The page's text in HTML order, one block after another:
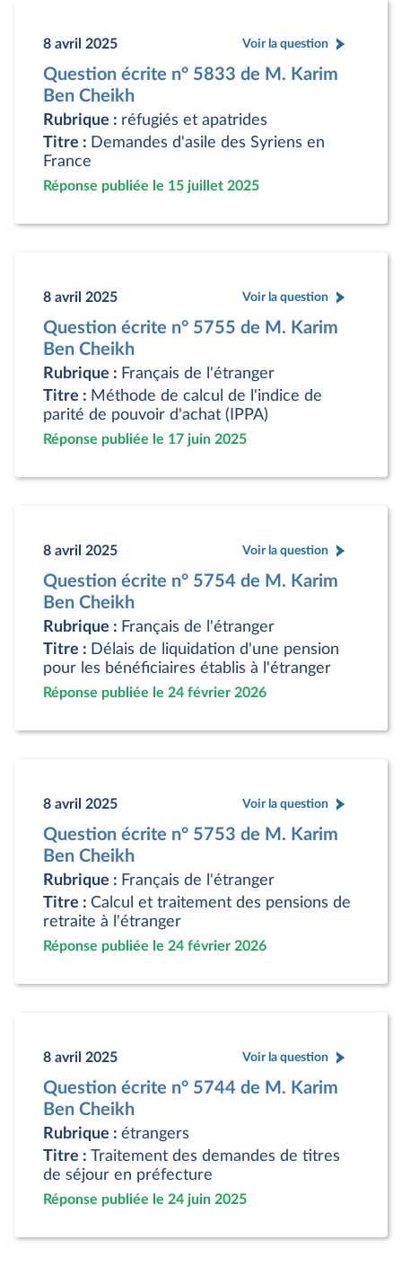
8 avril 2025 Voir la question
Question écrite n° 5833 de M. Karim
Ben Cheikh
Rubrique : réfugiés et apatrides
Titre : Demandes d'asile des Syriens en
France
Réponse publiée le 15 juillet 2025
8 avril 2025 Voir la question
Question écrite n° 5755 de M. Karim
Ben Cheikh
Rubrique : Français de l'étranger
Titre : Méthode de calcul de l'indice de
parité de pouvoir d'achat (IPPA)
Réponse publiée le 17 juin 2025
8 avril 2025 Voir la question
Question écrite n° 5754 de M. Karim
Ben Cheikh
Rubrique : Français de l'étranger
Titre : Délais de liquidation d'une pension
pour les bénéficiaires établis à l'étranger
Réponse publiée le 24 février 2026
8 avril 2025 Voir la question
Question écrite n° 5753 de M. Karim
Ben Cheikh
Rubrique : Français de l'étranger
Titre : Calcul et traitement des pensions de
retraite à l'étranger
Réponse publiée le 24 février 2026
8 avril 2025 Voir la question
Question écrite n° 5744 de M. Karim
Ben Cheikh
Rubrique : étrangers
Titre : Traitement des demandes de titres
de séjour en préfecture
Réponse publiée le 24 juin 2025